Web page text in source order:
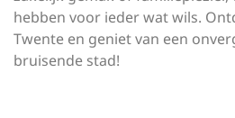
hebben voor ieder wat wils.
Twente en geniet van een
bruisende stad!